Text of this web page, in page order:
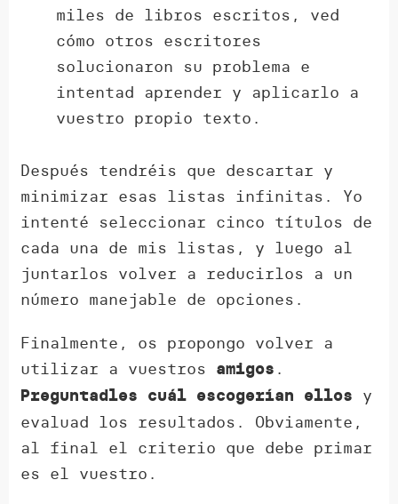
miles de libros escritos, ved
cómo otros escritores
solucionaron su problema e
intentad aprender y aplicarlo a
vuestro propio texto.
Después tendréis que descartar y
minimizar esas listas infinitas. Yo
intenté seleccionar cinco títulos de
cada una de mis listas, y luego al
juntarlos volver a reducirlos a un
número manejable de opciones.
Finalmente, os propongo volver a
utilizar a vuestros amigos .
Preguntadles cuál escogerían ellos y
evaluad los resultados. Obviamente,
al final el criterio que debe primar
es el vuestro.